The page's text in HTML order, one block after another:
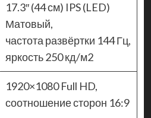
17.3″ (44 см) IPS (LED)
Матовый,
частота развёртки 144 Гц,
яркость 250 кд/м2
1920×1080 Full HD,
соотношение сторон 16:9